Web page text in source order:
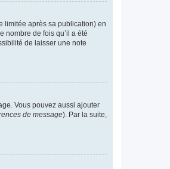
limitée après sa publication) en
nombre de fois qu’il a été
de laisser une note
Vous pouvez aussi ajouter
de message). Par la suite,